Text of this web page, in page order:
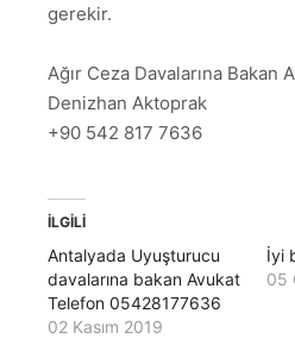
gerekir.
Ağır Ceza Davalarına Bakan
Denizhan Aktoprak
+90 542 817 7636
İLGILI
Antalyada Uyuşturucu
davalarına bakan Avukat
Telefon 05428177636
02 Kasım 2019
İyi
05